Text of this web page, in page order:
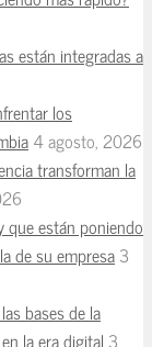
están integradas a
los
4 agosto, 2026
transforman la
que están poniendo
de su empresa3
bases de la
la era digital 3